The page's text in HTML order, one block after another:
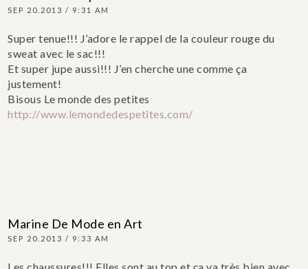
SEP 20.2013 / 9:31 AM
Super tenue!!! J’adore le rappel de la couleur rouge du
sweat avec le sac!!!
Et super jupe aussi!!! J’en cherche une comme ça
justement!
Bisous Le monde des petites
http://www.lemondedespetites.com/
Marine De Mode en Art
SEP 20.2013 / 9:33 AM